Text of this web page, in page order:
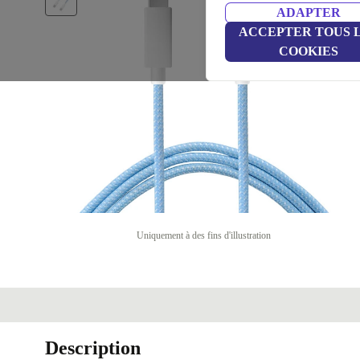
ADAPTER
ACCEPTER TOUS
COOKIES
Uniquement à des fins d'illustration
Description